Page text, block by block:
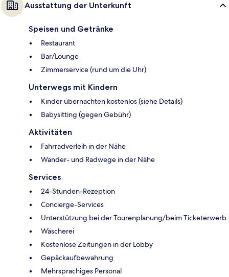
Ausstattung der Unterkunft
Speisen und Getränke
Restaurant
Bar/Lounge
Zimmerservice (rund um die Uhr)
Unterwegs mit Kindern
Kinder übernachten kostenlos (siehe Details)
Babysitting (gegen Gebühr)
Aktivitäten
Fahrradverleih in der Nähe
Wander- und Radwege in der Nähe
Services
24-Stunden-Rezeption
Concierge-Services
Unterstützung bei der Tourenplanung/beim Ticketerwerb
Wäscherei
Kostenlose Zeitungen in der Lobby
Gepäckaufbewahrung
Mehrsprachiges Personal